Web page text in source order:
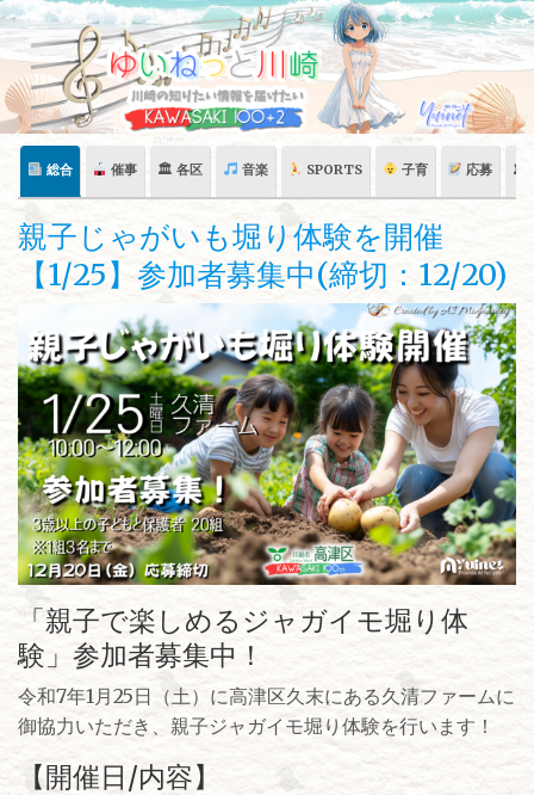
Skip
content
総合 催事 🏛 各区 音楽 SPORTS 子育 応募 🏛
親子じゃがいも堀り体験を開催
【1/25】参加者募集中(締切：12/20)
「親子で楽しめるジャガイモ堀り体
験」参加者募集中！
令和7年1月25日（土）に高津区久末にある久清ファームに
御協力いただき、親子ジャガイモ堀り体験を行います！
【開催日/内容】